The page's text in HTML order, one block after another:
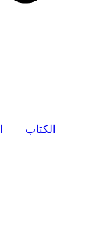
الكتاب